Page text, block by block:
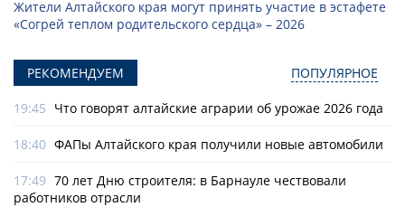
Жители Алтайского края могут принять участие в эстафете
«Согрей теплом родительского сердца» – 2026
РЕКОМЕНДУЕМ ПОПУЛЯРНОЕ
19:45 Что говорят алтайские аграрии об урожае 2026 года
18:40 ФАПы Алтайского края получили новые автомобили
17:49 70 лет Дню строителя: в Барнауле чествовали
работников отрасли